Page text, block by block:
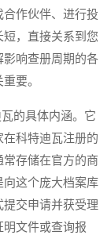
作伙伴、进行投
，直接关系到您
影响查册周期的各
要。
的具体内涵。它
科特迪瓦注册的
存储在官方的商
向这个庞大档案库
交申请并获受理
文件或查询报